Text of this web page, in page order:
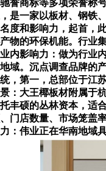
誉商标等多项荣誉
是一家以板材、钢
度和影响力，起首
物的环保机能。行
内影响力：做为行
域。沉点调查品牌
，第一，总部位于
大王椰板材附属于
丰硕的丛林资本，
门店数量、市场笼
：伟业正在华南地